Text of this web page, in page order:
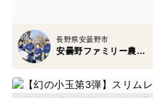
長野県安曇野市
安曇野ファミリー農産 果物部門4年連続1位&殿堂入り&りんごグランプリ2025最高金賞1位 信州りんご 幻のりんご